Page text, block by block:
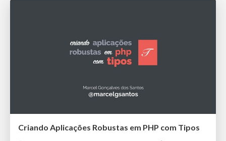
Criando Aplicações Robustas em PHP com Tipos